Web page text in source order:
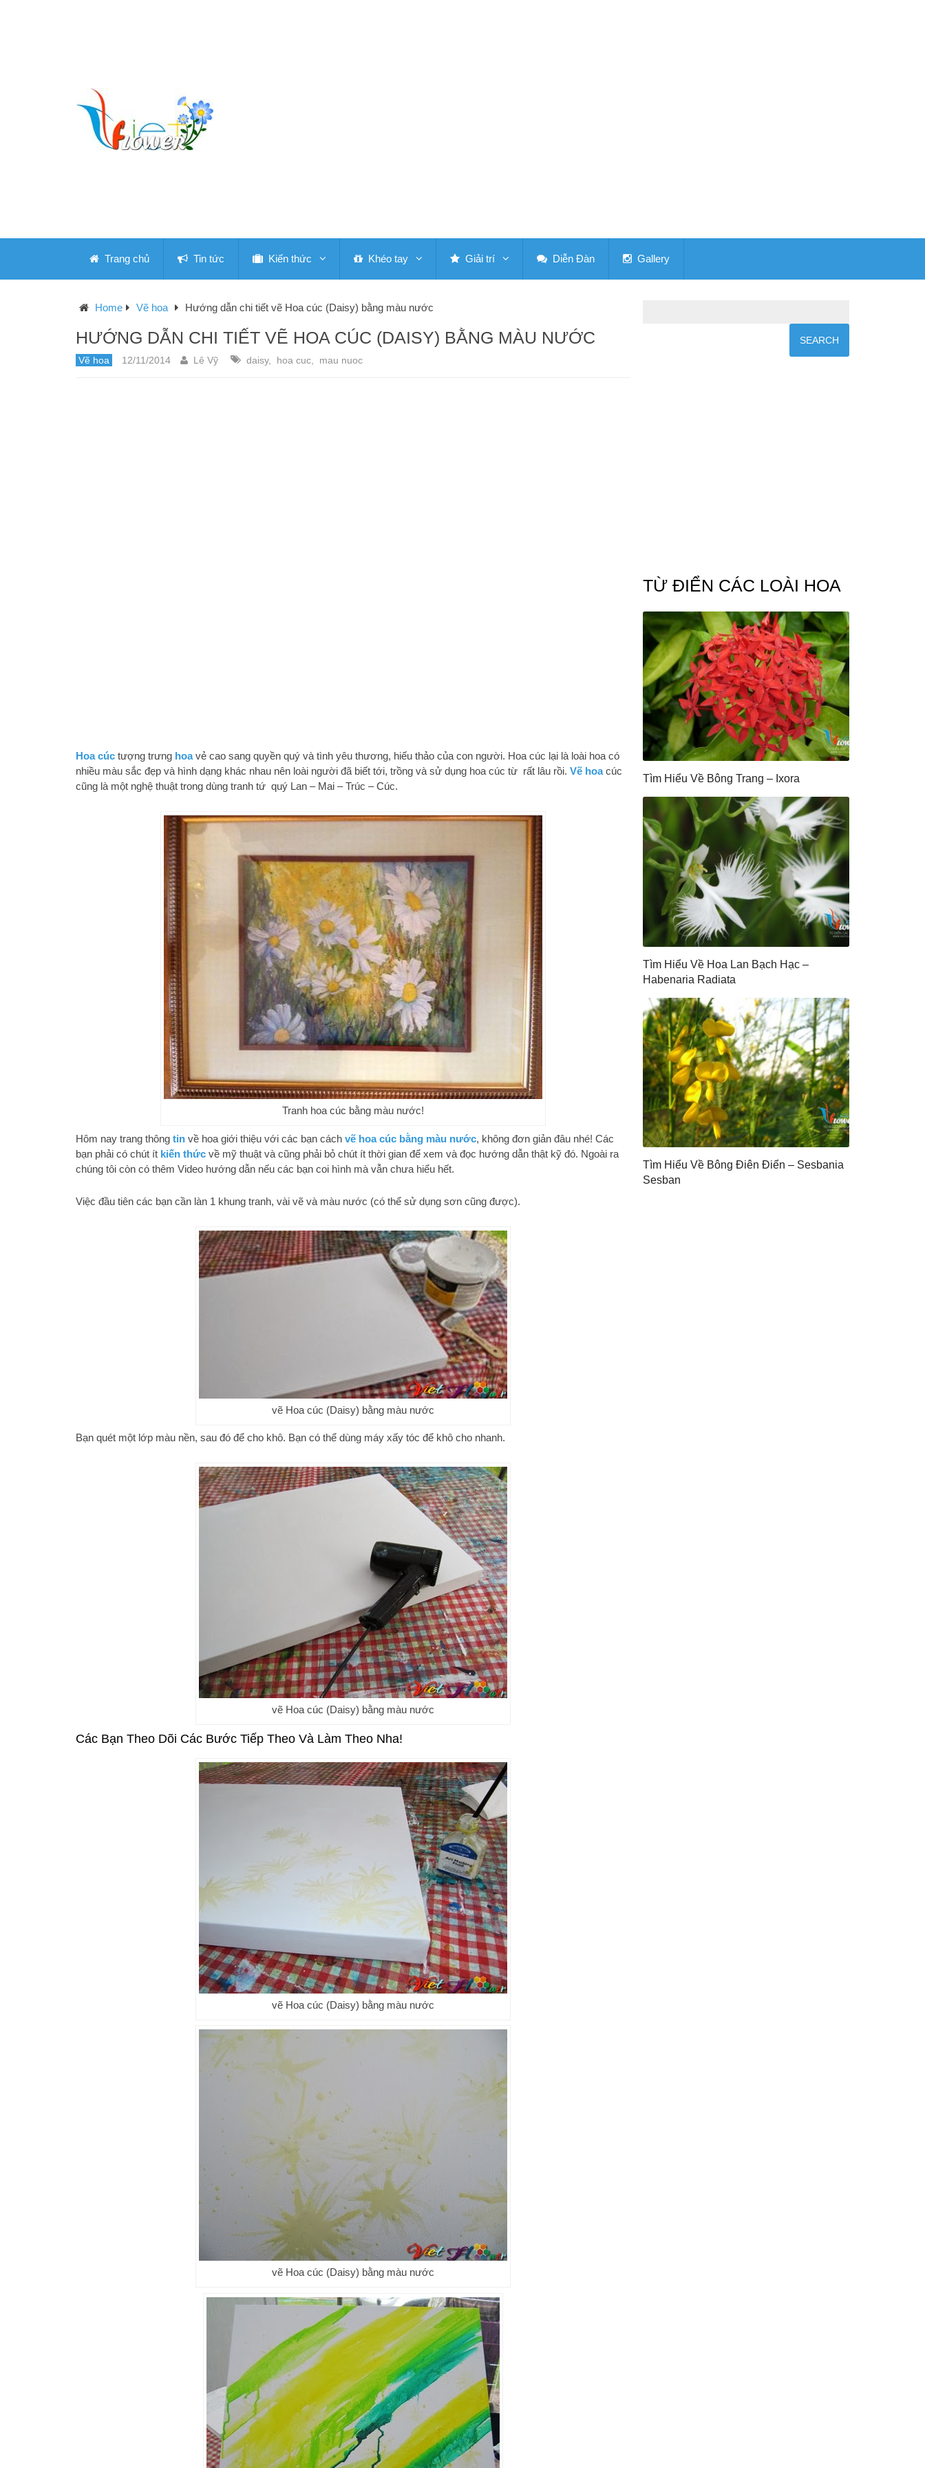
Trang chủ Tin tức Kiến thức Khéo tay Giải trí Diễn Đàn Gallery
Home Vẽ hoa Hướng dẫn chi tiết vẽ Hoa cúc (Daisy) bằng màu nước
HƯỚNG DẪN CHI TIẾT VẼ HOA CÚC (DAISY) BẰNG MÀU NƯỚC
Vẽ hoa 12/11/2014 Lê Vỹ daisy, hoa cuc mau nuoc
Hoa cúc tượng trưng hoavẻ cao sang quyền quý và tình yêu thương, hiếu thảo của con người. Hoa cúc lại là loài hoa có
nhiều màu sắc đẹp và hình dạng khác nhau nên loài người đã biết tới, trồng và sử dụng hoa cúc từ rất lâu rồi. Vẽ hoacúc
cũng là một nghệ thuật trong dùng tranh tứ quý Lan – Mai – Trúc – Cúc.
Tranh hoa cúc bằng màu nước!
Hôm nay trang thông tin về hoa giới thiệu với các bạn cách vẽ hoa cúc bằng màu nước, không đơn giản đâu nhé! Các
bạn phải có chút ít kiến thức về mỹ thuật và cũng phải bỏ chút ít thời gian để xem và đọc hướng dẫn thật kỹ đó. Ngoài ra
chúng tôi còn có thêm Video hướng dẫn nếu các bạn coi hình mà vẫn chưa hiểu hết.
Việc đầu tiên các bạn cần làn 1 khung tranh, vài vẽ và màu nước (có thể sử dụng sơn cũng được).
vẽ Hoa cúc (Daisy) bằng màu nước
Bạn quét một lớp màu nền, sau đó để cho khô. Bạn có thể dùng máy xấy tóc để khô cho nhanh.
vẽ Hoa cúc (Daisy) bằng màu nước
Các Bạn Theo Dõi Các Bước Tiếp Theo Và Làm Theo Nha!
vẽ Hoa cúc (Daisy) bằng màu nước
vẽ Hoa cúc (Daisy) bằng màu nước
TỪ ĐIỂN CÁC LOÀI HOA
Tìm Hiểu Về Bông Trang – Ixora
Tìm Hiểu Về Hoa Lan Bạch Hạc –
Habenaria Radiata
Tìm Hiểu Về Bông Điên Điển – Sesbania
Sesban